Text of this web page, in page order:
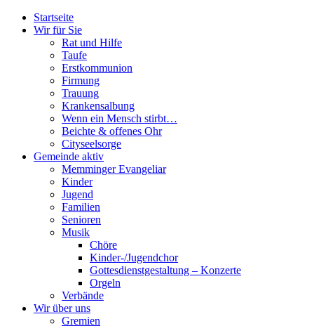
Startseite
Wir für Sie
Rat und Hilfe
Taufe
Erstkommunion
Firmung
Trauung
Krankensalbung
Wenn ein Mensch stirbt…
Beichte & offenes Ohr
Cityseelsorge
Gemeinde aktiv
Memminger Evangeliar
Kinder
Jugend
Familien
Senioren
Musik
Chöre
Kinder-/Jugendchor
Gottesdienstgestaltung – Konzerte
Orgeln
Verbände
Wir über uns
Gremien